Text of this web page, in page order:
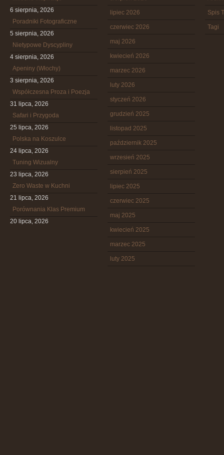
6 sierpnia, 2026
Poradniki Fotograficzne
5 sierpnia, 2026
Nietypowe Dyscypliny
4 sierpnia, 2026
Apeniny (Włochy)
3 sierpnia, 2026
Współczesna Proza i Poezja
31 lipca, 2026
Safari i Przygoda
25 lipca, 2026
Polska na Koszulce
24 lipca, 2026
Tuning Wizualny
23 lipca, 2026
Zero Waste w Kuchni
21 lipca, 2026
Porównania Klas Premium
20 lipca, 2026
lipiec 2026
czerwiec 2026
maj 2026
kwiecień 2026
marzec 2026
luty 2026
styczeń 2026
grudzień 2025
listopad 2025
październik 2025
wrzesień 2025
sierpień 2025
lipiec 2025
czerwiec 2025
maj 2025
kwiecień 2025
marzec 2025
luty 2025
Spis
Tagi